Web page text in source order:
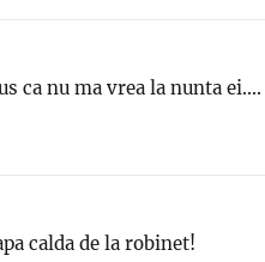
ca nu ma vrea la nunta ei....
calda de la robinet!